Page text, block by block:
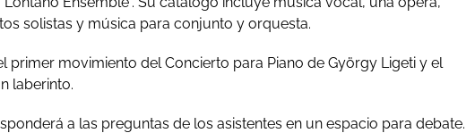
solistas y música para conjunto y orquesta.
primer movimiento del Concierto para Piano de György Ligeti y el
laberinto.
a las preguntas de los asistentes en un espacio para debate.